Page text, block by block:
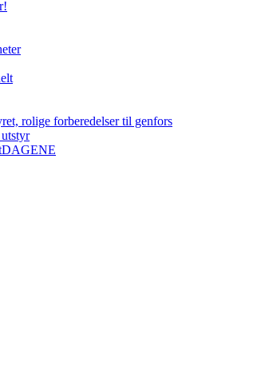
rolige forberedelser til genfors